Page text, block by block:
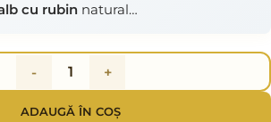
cu rubin natural…
- +
ADAUGĂ ÎN COȘ